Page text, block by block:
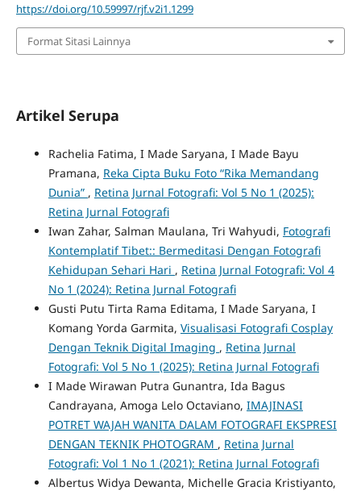
https://doi.org/10.59997/rjf.v2i1.1299
Format Sitasi Lainnya
Artikel Serupa
Rachelia Fatima, I Made Saryana, I Made Bayu
Pramana, Reka Cipta Buku Foto “Rika Memandang
Dunia” , Retina Jurnal Fotografi: Vol 5 No 1 (2025):
Retina Jurnal Fotografi
Iwan Zahar, Salman Maulana, Tri Wahyudi, Fotografi
Kontemplatif Tibet:: Bermeditasi Dengan Fotografi
Kehidupan Sehari Hari , Retina Jurnal Fotografi: Vol 4
No 1 (2024): Retina Jurnal Fotografi
Gusti Putu Tirta Rama Editama, I Made Saryana, I
Komang Yorda Garmita, Visualisasi Fotografi Cosplay
Dengan Teknik Digital Imaging , Retina Jurnal
Fotografi: Vol 5 No 1 (2025): Retina Jurnal Fotografi
I Made Wirawan Putra Gunantra, Ida Bagus
Candrayana, Amoga Lelo Octaviano, IMAJINASI
POTRET WAJAH WANITA DALAM FOTOGRAFI EKSPRESI
DENGAN TEKNIK PHOTOGRAM , Retina Jurnal
Fotografi: Vol 1 No 1 (2021): Retina Jurnal Fotografi
Albertus Widya Dewanta, Michelle Gracia Kristiyanto,